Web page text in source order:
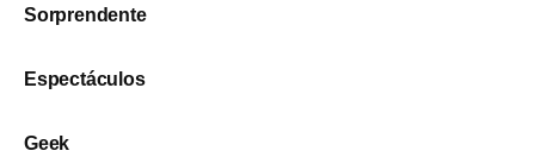
Sorprendente
Espectáculos
Geek